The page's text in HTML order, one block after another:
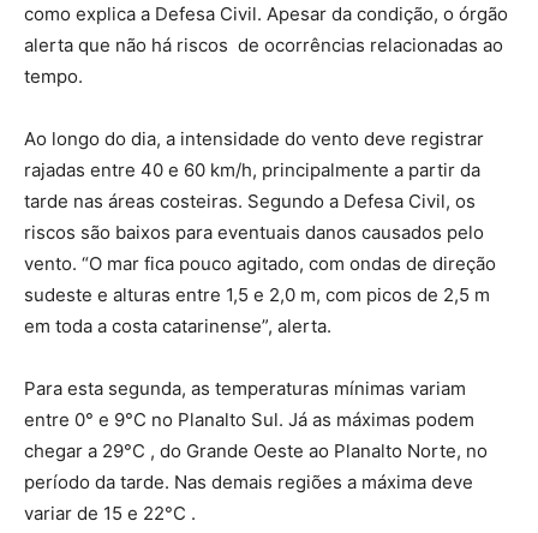
como explica a Defesa Civil. Apesar da condição, o órgão
alerta que não há riscos de ocorrências relacionadas ao
tempo.
Ao longo do dia, a intensidade do vento deve registrar
rajadas entre 40 e 60 km/h, principalmente a partir da
tarde nas áreas costeiras. Segundo a Defesa Civil, os
riscos são baixos para eventuais danos causados pelo
vento. “O mar fica pouco agitado, com ondas de direção
sudeste e alturas entre 1,5 e 2,0 m, com picos de 2,5 m
em toda a costa catarinense”, alerta.
Para esta segunda, as temperaturas mínimas variam
entre 0° e 9°C no Planalto Sul. Já as máximas podem
chegar a 29°C , do Grande Oeste ao Planalto Norte, no
período da tarde. Nas demais regiões a máxima deve
variar de 15 e 22°C .